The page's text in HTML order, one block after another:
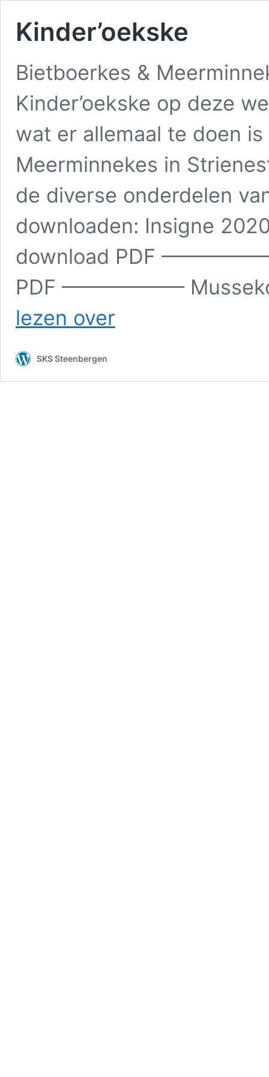
Kinder’oekske
Bietboerkes &
Kinder’oekske op deze
wat er allemaal te doen
Meerminnekes in
de diverse onderdelen
downloaden: Insigne
download PDF
PDF ——————
lezen over
SKS Steenbergen